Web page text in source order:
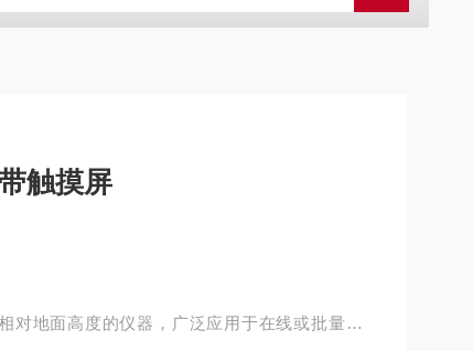
触摸屏
对地面高度的仪器，广泛应用于在线或批量检